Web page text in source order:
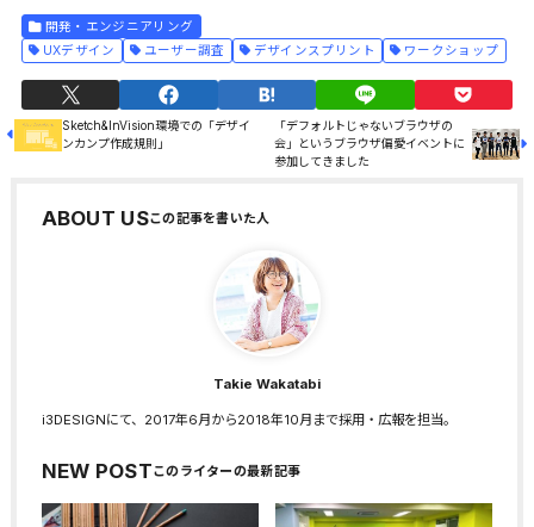
開発・エンジニアリング
UXデザイン
ユーザー調査 デザインスプリント ワークショップ
Sketch&InVision環境での「デザイ
ンカンプ作成規則」
「デフォルトじゃないブラウザの
会」というブラウザ偏愛イベントに
参加してきました
ABOUT US
Takie Wakatabi
i3DESIGNにて、2017年6月から2018年10月まで採用・広報を担当。
NEW POST